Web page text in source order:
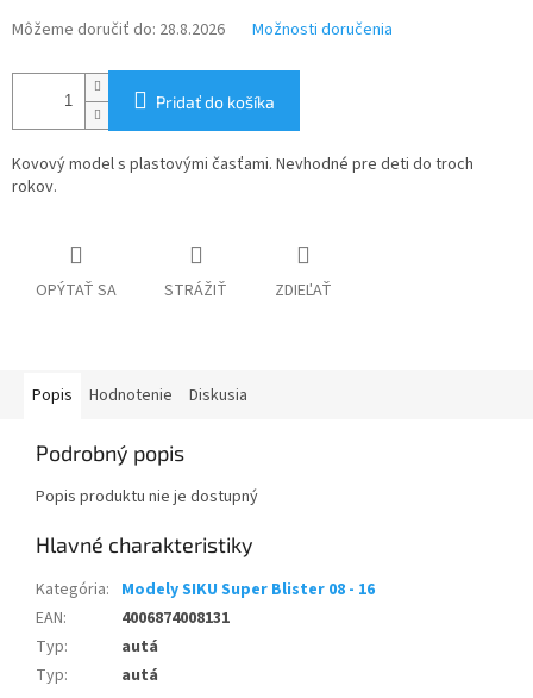
Môžeme doručiť do: 28.8.2026 Možnosti doručenia
Pridať do košíka
Kovový model s plastovými časťami. Nevhodné pre deti do troch
rokov.
OPÝTAŤ SA STRÁŽIŤ ZDIEĽAŤ
Popis Hodnotenie Diskusia
Podrobný popis
Popis produktu nie je dostupný
Kategória: Modely SIKU Super Blister 08 - 16
EAN:
4006874008131
Typ:
autá
Typ: autá